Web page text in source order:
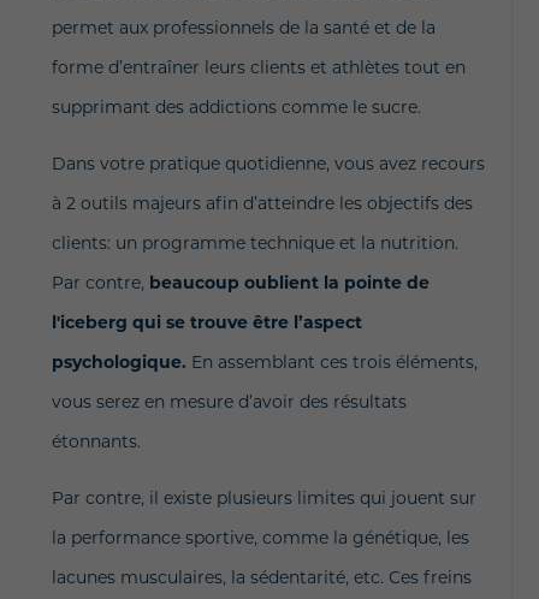
permet aux professionnels de la santé et de la
forme d’entraîner leurs clients et athlètes tout en
supprimant des addictions comme le sucre.
Dans votre pratique quotidienne, vous avez recours
à 2 outils majeurs afin d’atteindre les objectifs des
clients: un programme technique et la nutrition.
Par contre, beaucoup oublient la pointe de
l'iceberg qui se trouve être l’aspect
psychologique. En assemblant ces trois éléments,
vous serez en mesure d’avoir des résultats
étonnants.
Par contre, il existe plusieurs limites qui jouent sur
la performance sportive, comme la génétique, les
lacunes musculaires, la sédentarité, etc. Ces freins